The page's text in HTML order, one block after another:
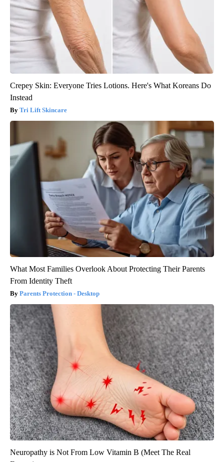
Crepey Skin: Everyone Tries Lotions. Here's What Koreans Do
Instead
Tri Lift Skincare
What Most Families Overlook About Protecting Their Parents
From Identity Theft
Parents Protection - Desktop
Neuropathy is Not From Low Vitamin B (Meet The Real